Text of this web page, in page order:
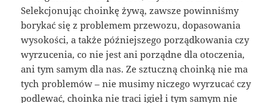
Selekcjonując choinkę żywą, zawsze powinniśmy
borykać się z problemem przewozu, dopasowania
wysokości, a także późniejszego porządkowania czy
wyrzucenia, co nie jest ani porządne dla otoczenia,
ani tym samym dla nas. Ze sztuczną choinką nie ma
tych problemów – nie musimy niczego wyrzucać czy
podlewać, choinka nie traci igieł i tym samym nie